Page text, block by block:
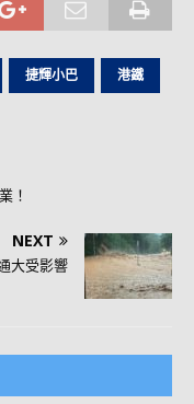
捷輝小巴 港鐵
！
NEXT
大受影響